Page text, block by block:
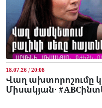
18.07.26 / 20:08
Վաղ ախտորոշումը
Միսակյան․